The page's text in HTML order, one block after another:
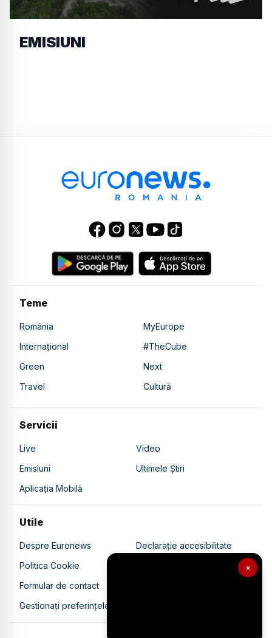
×
EMISIUNI
Teme
România
MyEurope
Internațional
#TheCube
Green
Next
Travel
Cultură
Servicii
Live
Video
Emisiuni
Ultimele Știri
Aplicația Mobilă
Utile
Despre Euronews
Declarație accesibilitate
Politica Cookie
Politica de confidențialitate
Formular de contact
Gestionați preferințele